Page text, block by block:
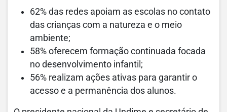
62% das redes apoiam as escolas no contato
das crianças com a natureza e o meio
ambiente;
58% oferecem formação continuada focada
no desenvolvimento infantil;
56% realizam ações ativas para garantir o
acesso e a permanência dos alunos.